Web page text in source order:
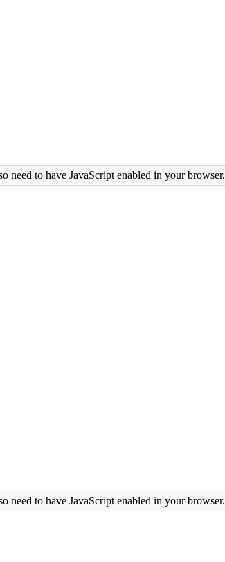
need to have JavaScript enabled in your browser.
need to have JavaScript enabled in your browser.